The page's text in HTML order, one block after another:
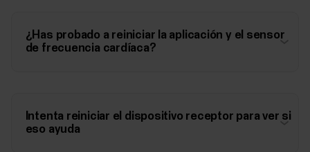
¿Has probado a reiniciar la aplicación y el sensor
de frecuencia cardíaca?
Intenta reiniciar el dispositivo receptor para ver si
eso ayuda